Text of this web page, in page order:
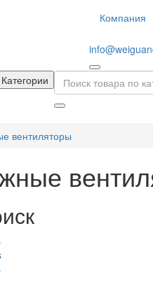
Компания
Категории
вентиляторы